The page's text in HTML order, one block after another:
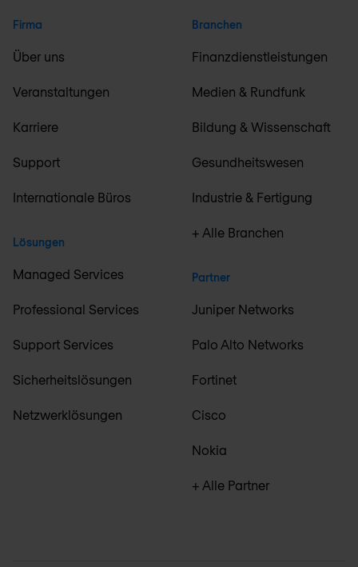
Firma
Über uns
Veranstaltungen
Karriere
Support
Internationale Büros
Lösungen
Managed Services
Professional Services
Support Services
Sicherheitslösungen
Netzwerklösungen
Branchen
Finanzdienstleistungen
Medien & Rundfunk
Bildung & Wissenschaft
Gesundheitswesen
Industrie & Fertigung
+ Alle Branchen
Partner
Juniper Networks
Palo Alto Networks
Fortinet
Cisco
Nokia
+ Alle Partner